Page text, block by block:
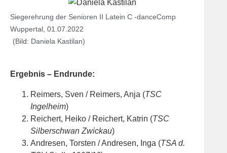
Siegerehrung der Senioren II Latein C -danceComp
Wuppertal, 01.07.2022
(Bild: Daniela Kastilan)
Ergebnis – Endrunde:
Reimers, Sven / Reimers, Anja (TSC
Ingelheim)
Reichert, Heiko / Reichert, Katrin (TSC
Silberschwan Zwickau)
Andresen, Torsten / Andresen, Inga (TSA d.